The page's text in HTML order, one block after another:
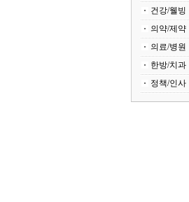
건강/웰빙
의약/제약
의료/병원
한방/치과
정책/인사